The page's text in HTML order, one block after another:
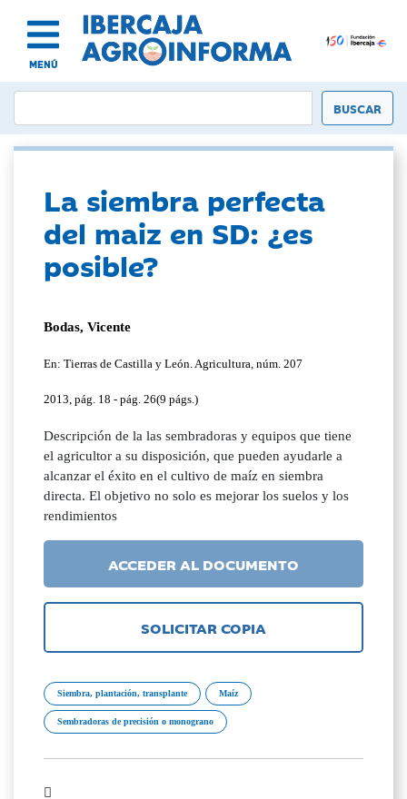
MENÚ
La siembra perfecta
del maiz en SD: ¿es
posible?
Bodas, Vicente
En: Tierras de Castilla y León. Agricultura, núm. 207
2013, pág. 18 - pág. 26(9 págs.)
Descripción de la las sembradoras y equipos que tiene
el agricultor a su disposición, que pueden ayudarle a
alcanzar el éxito en el cultivo de maíz en siembra
directa. El objetivo no solo es mejorar los suelos y los
rendimientos
ACCEDER AL DOCUMENTO
SOLICITAR COPIA
Siembra, plantación, transplante Maíz
Sembradoras de precisión o monograno